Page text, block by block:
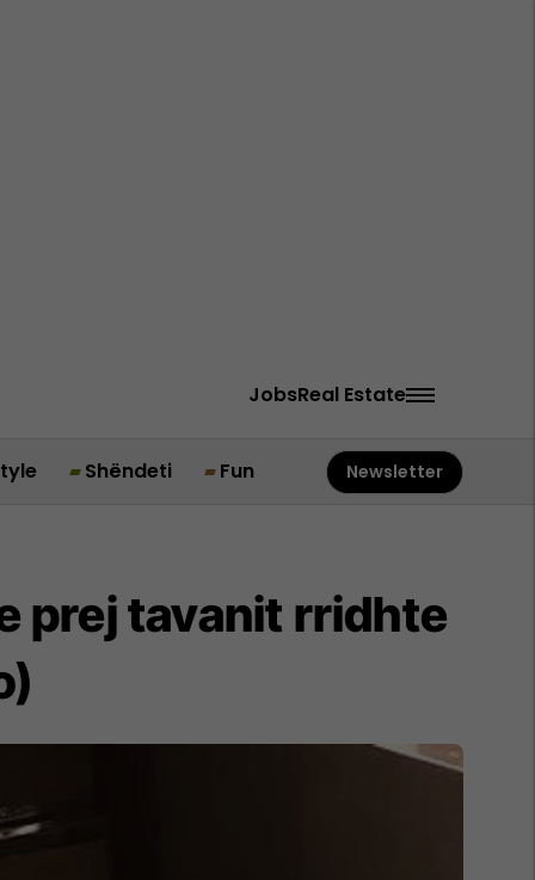
JobsReal Estate
Shëndeti Fun Newsletter
prej tavanit rridhte